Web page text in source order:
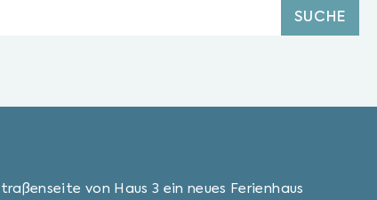
SUCHE
von Haus 3 ein neues Ferienhaus